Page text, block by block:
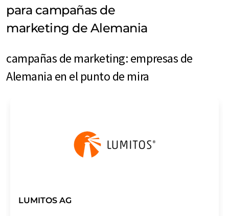
para campañas de
marketing de Alemania
campañas de marketing: empresas de
Alemania en el punto de mira
LUMITOS AG